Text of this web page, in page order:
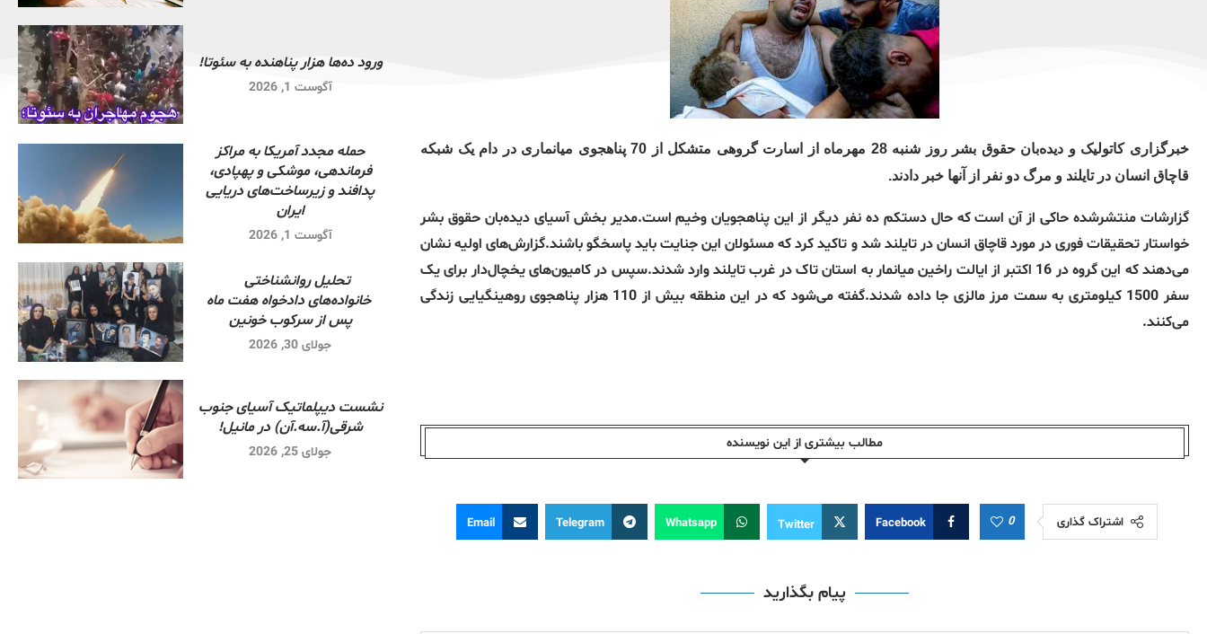
خبرگزاری کاتولیک و دیده‌بان حقوق بشر روز شنبه 28 مهرماه از اسارت گروهی متشکل از 70 پناهجوی میانماری در دام یک شبکه
قاچاق انسان در تایلند و مرگ دو نفر از آنها خبر دادند.
گزارشات منتشرشده حاکی از آن است که حال دستکم ده نفر دیگر از این پناهجویان وخیم است.مدیر بخش آسیای دیده‌بان حقوق بشر
خواستار تحقیقات فوری در مورد قاچاق انسان در تایلند شد و تاکید کرد که مسئولان این جنایت باید پاسخگو باشند.گزارش‌های اولیه نشان
می‌دهند که این گروه در 16 اکتبر از ایالت راخین میانمار به استان تاک در غرب تایلند وارد شدند.سپس در کامیون‌های یخچال‌دار برای یک
سفر 1500 کیلومتری به سمت مرز مالزی جا داده شدند.گفته می‌شود که در این منطقه بیش از 110 هزار پناهجوی روهینگیایی زندگی
می‌کنند.
مطالب بیشتری از این نویسندە
اشتراک گذاری 0
Facebook
Twitter
Whatsapp
Telegram
Email
پیام بگذارید
ورود ده‌ها هزار پناهنده به سئوتا!
آگوست 1, 2026
حمله مجدد آمریکا به مراکز
فرماندهی، موشکی و پهپادی،
پدافند و زیرساخت‌های دریایی
ایران
آگوست 1, 2026
تحلیل روانشناختی
خانواده‌های دادخواه هفت ماه
پس از سرکوب خونین
جولای 30, 2026
نشست دیپلماتیک آسیای جنوب
شرقی‌(آ.سه.آن) در مانیل!
جولای 25, 2026